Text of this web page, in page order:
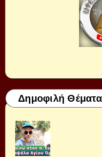
Δημοφιλή Θέματα